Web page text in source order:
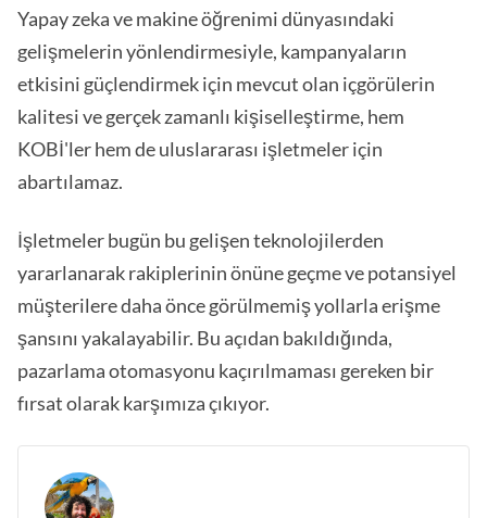
Yapay zeka ve makine öğrenimi dünyasındaki
gelişmelerin yönlendirmesiyle, kampanyaların
etkisini güçlendirmek için mevcut olan içgörülerin
kalitesi ve gerçek zamanlı kişiselleştirme, hem
KOBİ'ler hem de uluslararası işletmeler için
abartılamaz.
İşletmeler bugün bu gelişen teknolojilerden
yararlanarak rakiplerinin önüne geçme ve potansiyel
müşterilere daha önce görülmemiş yollarla erişme
şansını yakalayabilir. Bu açıdan bakıldığında,
pazarlama otomasyonu kaçırılmaması gereken bir
fırsat olarak karşımıza çıkıyor.